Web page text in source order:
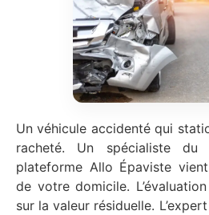
Un véhicule accidenté qui
racheté. Un spécialiste du
plateforme Allo Épaviste
de votre domicile.
sur la valeur résiduelle.